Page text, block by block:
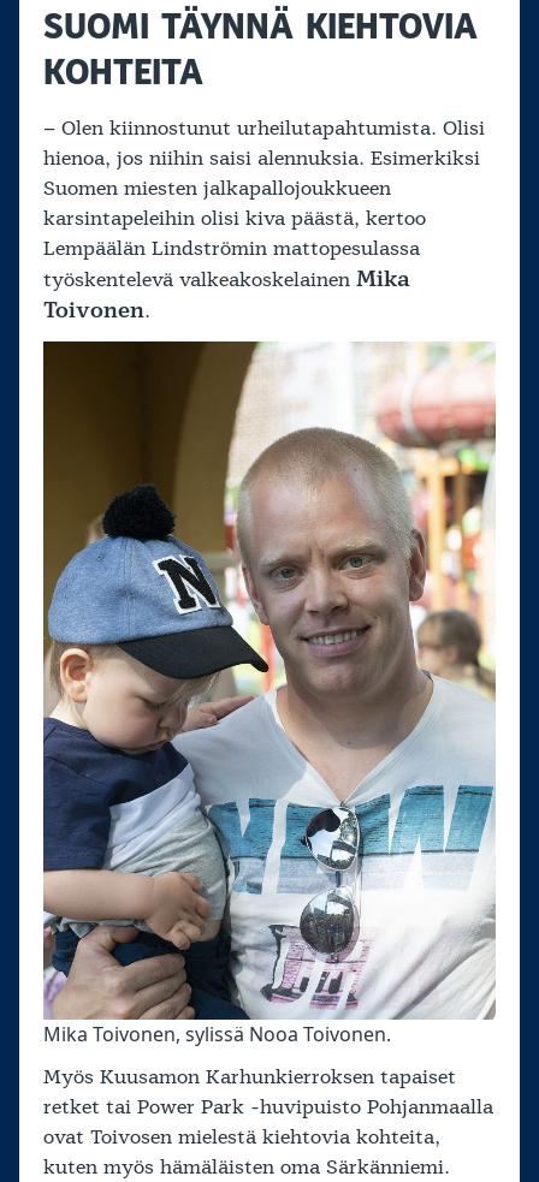
SUOMI TÄYNNÄ KIEHTOVIA
KOHTEITA
– Olen kiinnostunut urheilutapahtumista. Olisi
hienoa, jos niihin saisi alennuksia. Esimerkiksi
Suomen miesten jalkapallojoukkueen
karsintapeleihin olisi kiva päästä, kertoo
Lempäälän Lindströmin mattopesulassa
työskentelevä valkeakoskelainen Mika
Toivonen.
Mika Toivonen, sylissä Nooa Toivonen.
Myös Kuusamon Karhunkierroksen tapaiset
retket tai Power Park -huvipuisto Pohjanmaalla
ovat Toivosen mielestä kiehtovia kohteita,
kuten myös hämäläisten oma Särkänniemi.